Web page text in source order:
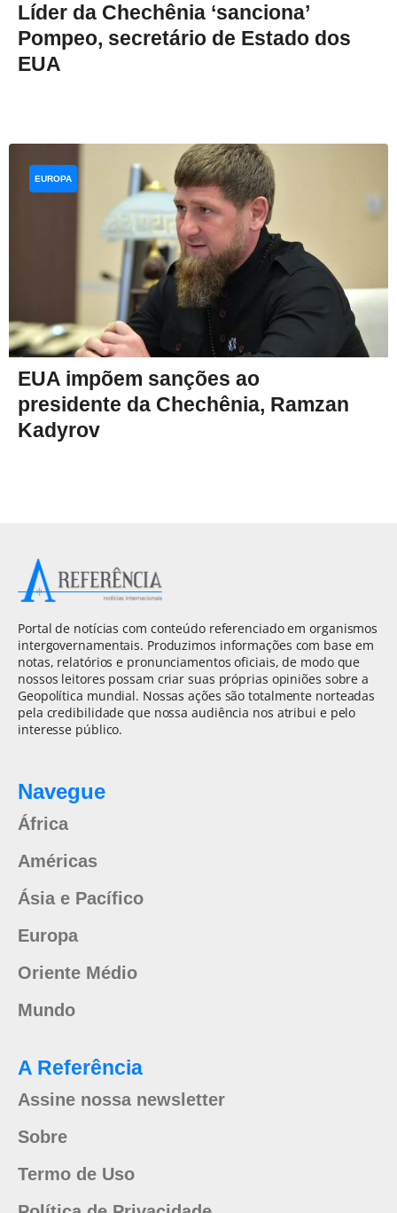
Líder da Chechênia ‘sanciona’
Pompeo, secretário de Estado dos
EUA
EUA impõem sanções ao
presidente da Chechênia, Ramzan
Kadyrov
EUROPA
Portal de notícias com conteúdo referenciado em organismos
intergovernamentais. Produzimos informações com base em
notas, relatórios e pronunciamentos oficiais, de modo que
nossos leitores possam criar suas próprias opiniões sobre a
Geopolítica mundial. Nossas ações são totalmente norteadas
pela credibilidade que nossa audiência nos atribui e pelo
interesse público.
Navegue
África
Américas
Ásia e Pacífico
Europa
Oriente Médio
Mundo
A Referência
Assine nossa newsletter
Sobre
Termo de Uso